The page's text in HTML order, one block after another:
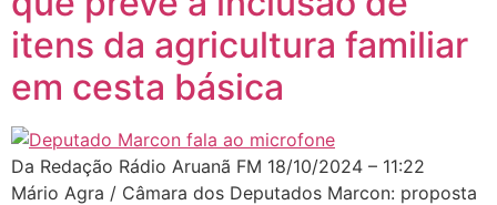
itens da agricultura familiar
em cesta básica
Da Redação Rádio Aruanã FM 18/10/2024 – 11:22
Mário Agra / Câmara dos Deputados Marcon: proposta